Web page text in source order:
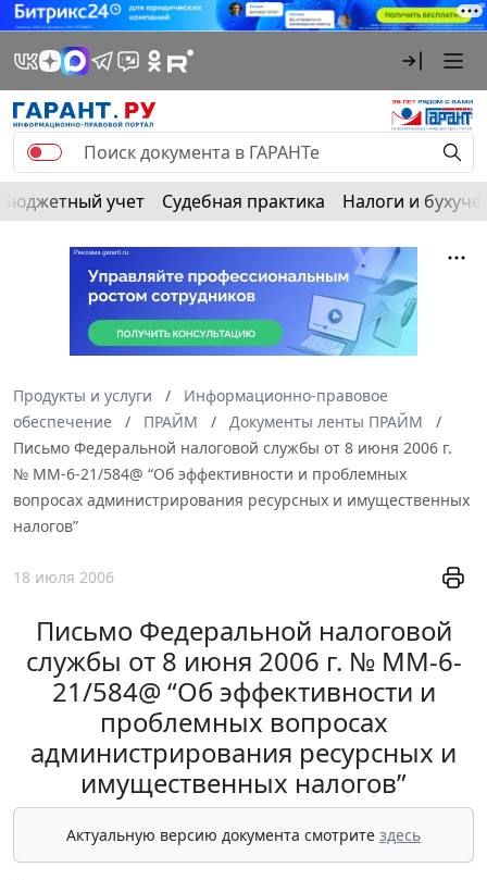
Бюджетный учет Судебная практика Налоги и
Продукты и услуги
Информационно-правовое
обеспечение
ПРАЙМ
Документы ленты ПРАЙМ
Письмо Федеральной налоговой службы от 8 июня 2006 г.
№ MM-6-21/584@ “Об эффективности и проблемных
вопросах администрирования ресурсных и имущественных
налогов”
18 июля 2006
Письмо Федеральной налоговой
службы от 8 июня 2006 г. № MM-6-
21/584@ “Об эффективности и
проблемных вопросах
администрирования ресурсных и
имущественных налогов”
Актуальную версию документа смотрите здесь